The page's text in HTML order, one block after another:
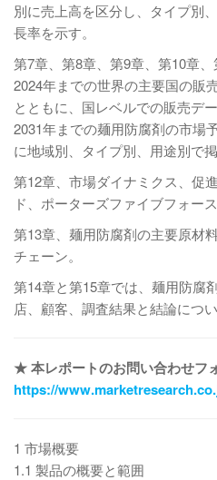
別に売上高を区分し、タイプ別
長率を示す。
第7章、第8章、第9章、第10章
2024年までの世界の主要国の販
とともに、国レベルでの販売デ
2031年までの麺用防腐剤の市場
に地域別、タイプ別、用途別で掲
第12章、市場ダイナミクス、促
ド、ポーターズファイブフォース
第13章、麺用防腐剤の主要原材
チェーン。
第14章と第15章では、麺用防腐
店、顧客、調査結果と結論につい
★ 本レポートのお問い合わせフ
https://
1 市場概要
1.1 製品の概要と範囲